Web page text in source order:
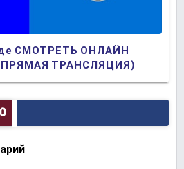
СМОТРЕТЬ ОНЛАЙН
ТРАНСЛЯЦИЯ)